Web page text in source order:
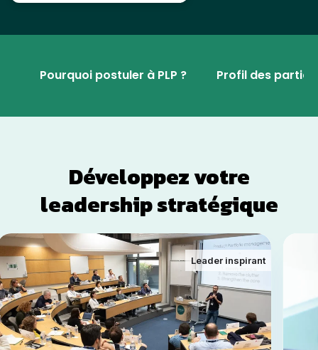
Pourquoi postuler à PLP ? Profil des
Développez votre
leadership stratégique
Leader inspirant